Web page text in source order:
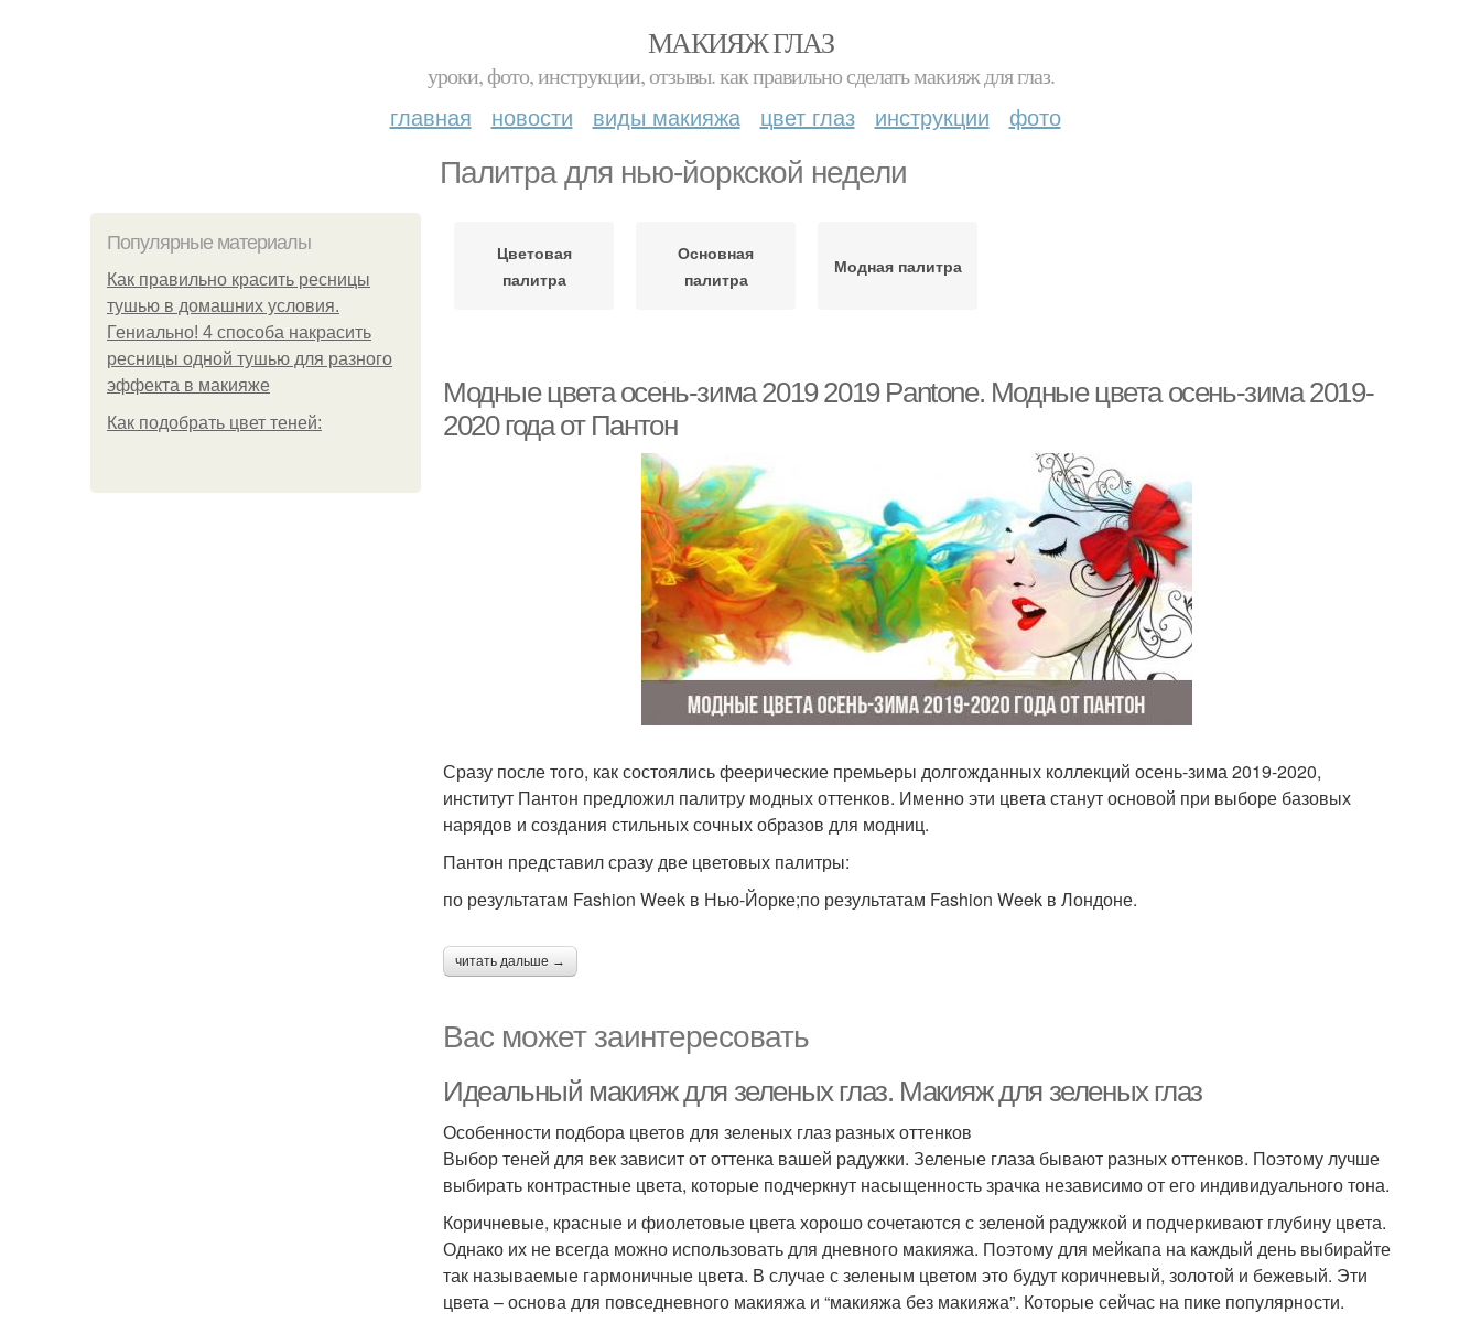
МАКИЯЖ ГЛАЗ
уроки, фото, инструкции, отзывы. как правильно сделать макияж для глаз.
главная новости виды макияжа цвет глаз инструкции фото
Палитра для нью-йоркской недели
Популярные материалы
Как правильно красить ресницы
тушью в домашних условия.
Гениально! 4 способа накрасить
ресницы одной тушью для разного
эффекта в макияже
Как подобрать цвет теней:
Цветовая
палитра
Основная
палитра
Модная палитра
Модные цвета осень-зима 2019 2019 Pantone. Модные цвета осень-зима 2019-
2020 года от Пантон
Сразу после того, как состоялись феерические премьеры долгожданных коллекций осень-зима 2019-2020,
институт Пантон предложил палитру модных оттенков. Именно эти цвета станут основой при выборе базовых
нарядов и создания стильных сочных образов для модниц.
Пантон представил сразу две цветовых палитры:
по результатам Fashion Week в Нью-Йорке;по результатам Fashion Week в Лондоне.
читать дальше →
Вас может заинтересовать
Идеальный макияж для зеленых глаз. Макияж для зеленых глаз
Особенности подбора цветов для зеленых глаз разных оттенков
Выбор теней для век зависит от оттенка вашей радужки. Зеленые глаза бывают разных оттенков. Поэтому лучше
выбирать контрастные цвета, которые подчеркнут насыщенность зрачка независимо от его индивидуального тона.
Коричневые, красные и фиолетовые цвета хорошо сочетаются с зеленой радужкой и подчеркивают глубину цвета.
Однако их не всегда можно использовать для дневного макияжа. Поэтому для мейкапа на каждый день выбирайте
так называемые гармоничные цвета. В случае с зеленым цветом это будут коричневый, золотой и бежевый. Эти
цвета – основа для повседневного макияжа и “макияжа без макияжа”. Которые сейчас на пике популярности.